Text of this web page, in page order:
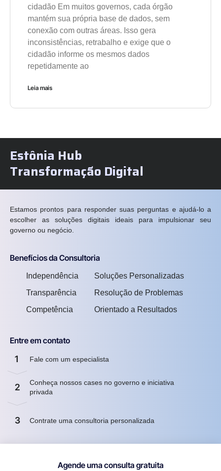
cidadão Em muitos governos, cada órgão
mantém sua própria base de dados, sem
conexão com outras áreas. Isso gera
inconsistências, retrabalho e exige que o
cidadão informe os mesmos dados
repetidamente ao
Leia mais
Estônia Hub
Transformação Digital
Estamos prontos para responder suas perguntas e ajudá-lo a
escolher as soluções digitais ideais para impulsionar seu
governo ou negócio.
Benefícios da Consultoria
Independência
Transparência
Competência
Soluções Personalizadas
Resolução de Problemas
Orientado a Resultados
Entre em contato
1 Fale com um especialista
2
Conheça nossos cases no governo e iniciativa
privada
3 Contrate uma consultoria personalizada
Agende uma consulta gratuita